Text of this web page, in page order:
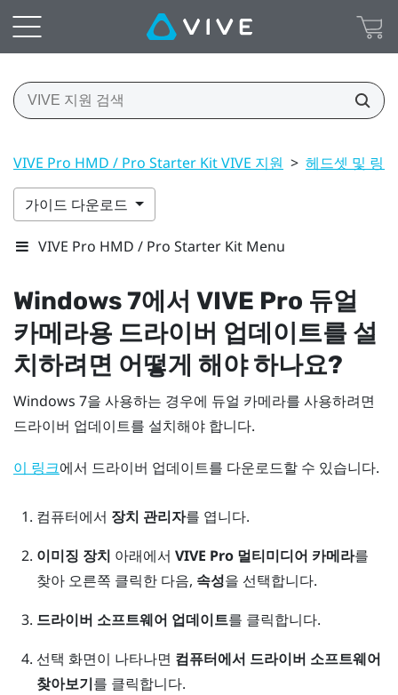
VIVE Pro HMD / Pro Starter Kit VIVE 지원 > 헤드셋 및 링
가이드 다운로드
VIVE Pro HMD / Pro Starter Kit Menu
Windows7에서 VIVE Pro 듀얼
카메라용 드라이버 업데이트를 설
치하려면 어떻게 해야 하나요?
Windows 7을 사용하는 경우에 듀얼 카메라를 사용하려면
드라이버 업데이트를 설치해야 합니다.
이 링크에서 드라이버 업데이트를 다운로드할 수 있습니다.
컴퓨터에서 장치 관리자를 엽니다.
이미징 장치 아래에서 VIVE Pro 멀티미디어 카메라를
찾아 오른쪽 클릭한 다음, 속성을 선택합니다.
드라이버 소프트웨어 업데이트를 클릭합니다.
선택 화면이 나타나면 컴퓨터에서 드라이버 소프트웨어
찾아보기를 클릭합니다.